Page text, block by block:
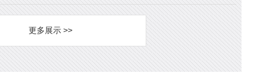
更多展示 >>